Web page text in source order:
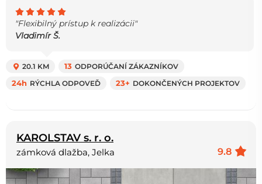
"Flexibilný prístup k realizácii"
Vladimír Š.
20.1 KM 13 ODPORÚČANÍ ZÁKAZNÍKOV
24h RÝCHLA ODPOVEĎ 23+ DOKONČENÝCH PROJEKTOV
KAROLSTAV s. r. o.
9.8
zámková dlažba, Jelka